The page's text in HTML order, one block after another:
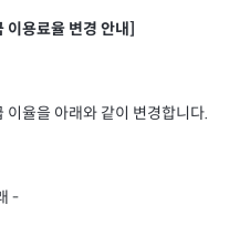
이용료율 변경 안내]
이율을 아래와 같이 변경합니다.
-